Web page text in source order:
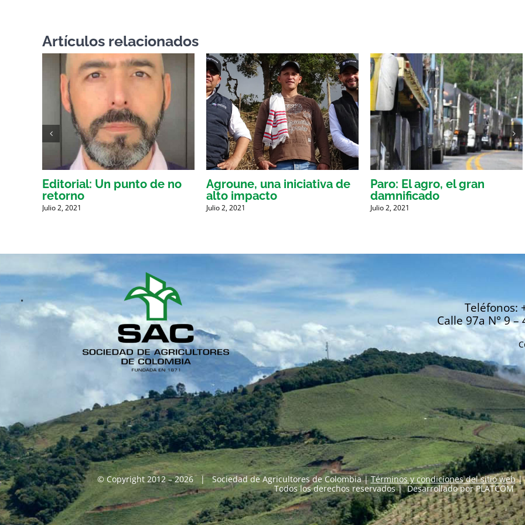
Artículos relacionados
Editorial: Un punto de no
retorno
Julio 2, 2021
Agroune, una iniciativa de
alto impacto
Julio 2, 2021
Paro: El agro, el gran
damnificado
Julio 2, 2021
Teléfonos:
Calle 97a N° 9
© Copyright 2012 – 2026 | Sociedad de Agricultores de Colombia |Términos y condiciones del sitio web|
Todos los derechos reservados | Desarrollado porPLATCOM